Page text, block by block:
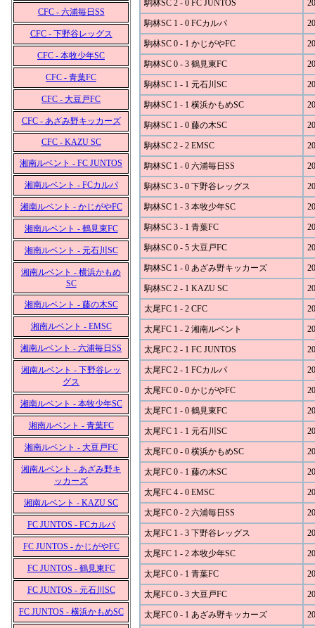
CFC - 六浦毎日SS
CFC - 下野谷レッグス
CFC - 本牧少年SC
CFC - 青葉FC
CFC - 大豆戸FC
CFC - あざみ野キッカーズ
CFC - KAZU SC
湘南ルベント - FC JUNTOS
湘南ルベント - FCカルパ
湘南ルベント - かじがやFC
湘南ルベント - 鶴見東FC
湘南ルベント - 元石川SC
湘南ルベント - 横浜かもめ
SC
湘南ルベント - 藤の木SC
湘南ルベント - EMSC
湘南ルベント - 六浦毎日SS
湘南ルベント - 下野谷レッ
グス
湘南ルベント - 本牧少年SC
湘南ルベント - 青葉FC
湘南ルベント - 大豆戸FC
湘南ルベント - あざみ野キ
ッカーズ
湘南ルベント - KAZU SC
FC JUNTOS - FCカルパ
FC JUNTOS - かじがやFC
FC JUNTOS - 鶴見東FC
FC JUNTOS - 元石川SC
FC JUNTOS - 横浜かもめSC
駒林SC 2 - 0 FC JUNTOS
駒林SC 1 - 0 FCカルパ
駒林SC 0 - 1 かじがやFC
駒林SC 0 - 3 鶴見東FC
駒林SC 1 - 1 元石川SC
駒林SC 1 - 1 横浜かもめSC
駒林SC 1 - 0 藤の木SC
駒林SC 2 - 2 EMSC
駒林SC 1 - 0 六浦毎日SS
駒林SC 3 - 0 下野谷レッグス
駒林SC 1 - 3 本牧少年SC
駒林SC 3 - 1 青葉FC
駒林SC 0 - 5 大豆戸FC
駒林SC 1 - 0 あざみ野キッカーズ
駒林SC 2 - 1 KAZU SC
太尾FC 1 - 2 CFC
太尾FC 1 - 2 湘南ルベント
太尾FC 2 - 1 FC JUNTOS
太尾FC 2 - 1 FCカルパ
太尾FC 0 - 0 かじがやFC
太尾FC 1 - 0 鶴見東FC
太尾FC 1 - 1 元石川SC
太尾FC 0 - 0 横浜かもめSC
太尾FC 0 - 1 藤の木SC
太尾FC 4 - 0 EMSC
太尾FC 0 - 2 六浦毎日SS
太尾FC 1 - 3 下野谷レッグス
太尾FC 1 - 2 本牧少年SC
太尾FC 0 - 1 青葉FC
太尾FC 0 - 3 大豆戸FC
太尾FC 0 - 1 あざみ野キッカーズ